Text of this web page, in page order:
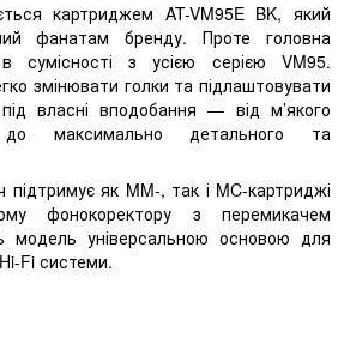
картриджем AT-VM95E BK, який
фанатам бренду. Проте головна
сумісності з усією серією VM95.
змінювати голки та підлаштовувати
власні вподобання — від м’якого
максимально детального та
підтримує як MM-, так і MC-картриджі
фонокоректору з перемикачем
модель універсальною основою для
Fi системи.